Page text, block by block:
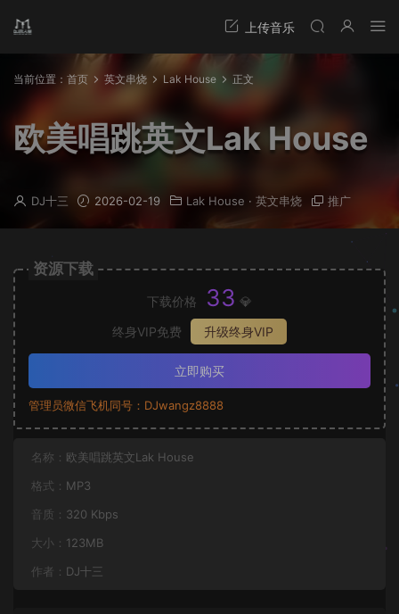
当前位置： 首页 英文串烧 Lak House 正文
欧美唱跳英文Lak House
DJ十三 2026-02-19 Lak House · 英文串烧 推广
资源下载
下载价格 33 💎
终身VIP免费
升级终身VIP
立即购买
管理员微信飞机同号：DJwangz8888
名称： 欧美唱跳英文Lak House
格式： MP3
音质： 320 Kbps
大小： 123MB
作者： DJ十三